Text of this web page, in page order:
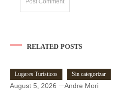
RELATED POSTS
Lugares Turísticos Sin categorizar
August 5, 2026 Andre Mori